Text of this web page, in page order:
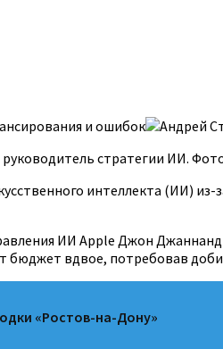
и ошибок
Андрей
стратегии ИИ.
интеллекта (ИИ)
ИИ Apple Джон
бюджет вдвое, потребовав
«Ростов-на-Дону»